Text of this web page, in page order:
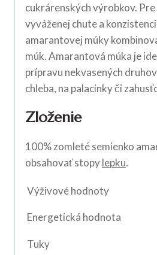
cukrárenských výrobkov.
vyváženej chute a
amarantovej múky
múk. Amarantová múka je
prípravu nekvasených
chleba, na palacinky či
Zloženie
100% zomleté semienko
obsahovať stopylepku.
Výživové hodnoty
Energetická hodnota
Tuky